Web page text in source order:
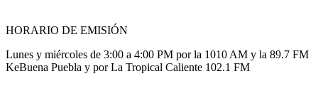
HORARIO DE EMISIÓN
Lunes y miércoles de 3:00 a 4:00 PM por la 1010 AM y la 89.7 FM
KeBuena Puebla y por La Tropical Caliente 102.1 FM